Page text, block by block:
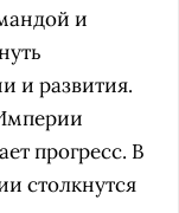
и
и развития.
прогресс. В
столкнутся